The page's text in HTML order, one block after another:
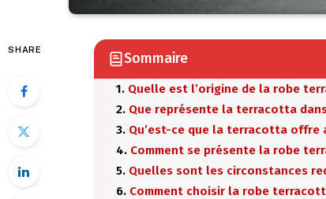
SHARE
Sommaire
Quelle est l’origine de la robe
Que représente la terracotta
Qu’est-ce que la terracotta offre
Comment se présente la robe
Quelles sont les circonstances
Comment choisir la robe